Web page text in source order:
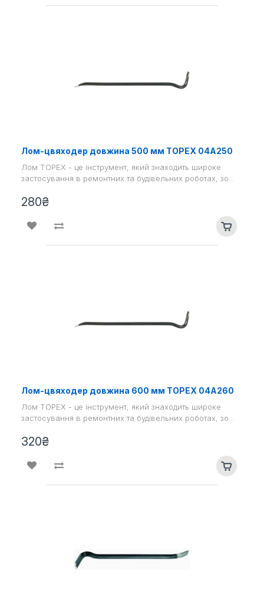
Лом-цвяходер довжина 500 мм TOPEX 04A250
Лом TOPEX - це інструмент, який знаходить широке
застосування в ремонтних та будівельних роботах, зо..
280₴
Лом-цвяходер довжина 600 мм TOPEX 04A260
Лом TOPEX - це інструмент, який знаходить широке
застосування в ремонтних та будівельних роботах, зо..
320₴